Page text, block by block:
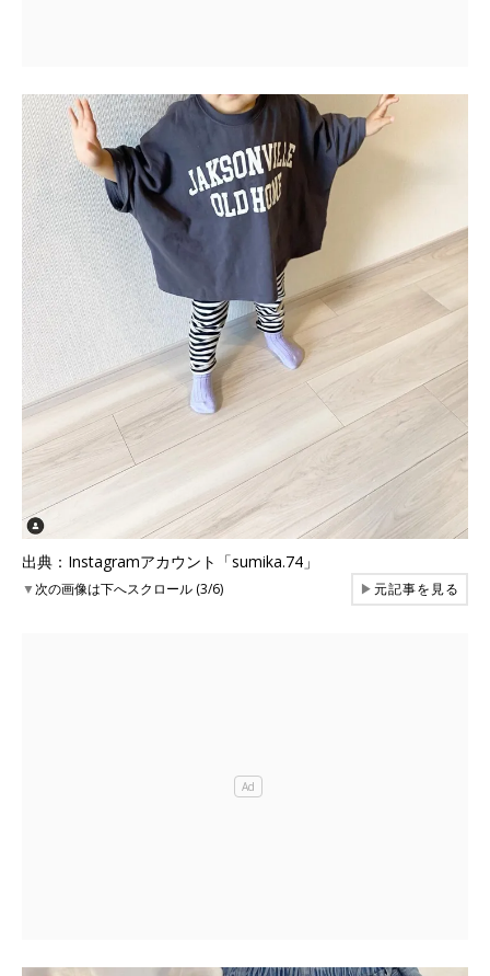
出典：Instagramアカウント「sumika.74」
▼次の画像は下へスクロール (3/6) ▶元記事を見る